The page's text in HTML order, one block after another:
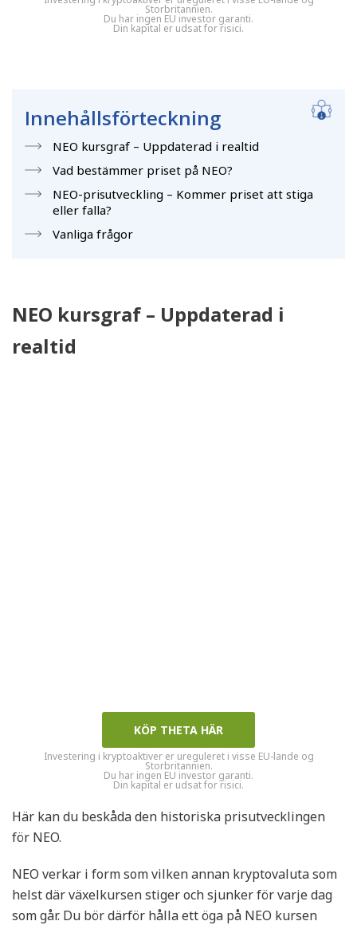
Storbritannien.
Du har ingen EU investor garanti.
Din kapital er udsat for risici.
Innehållsförteckning
NEO kursgraf – Uppdaterad i realtid
Vad bestämmer priset på NEO?
NEO-prisutveckling – Kommer priset att stiga
eller falla?
Vanliga frågor
NEO kursgraf – Uppdaterad i
realtid
KÖP THETA HÄR
Investering i kryptoaktiver er ureguleret i visse EU-lande og
Storbritannien.
Du har ingen EU investor garanti.
Din kapital er udsat for risici.
Här kan du beskåda den historiska prisutvecklingen
för NEO.
NEO verkar i form som vilken annan kryptovaluta som
helst där växelkursen stiger och sjunker för varje dag
som går. Du bör därför hålla ett öga på NEO kursen